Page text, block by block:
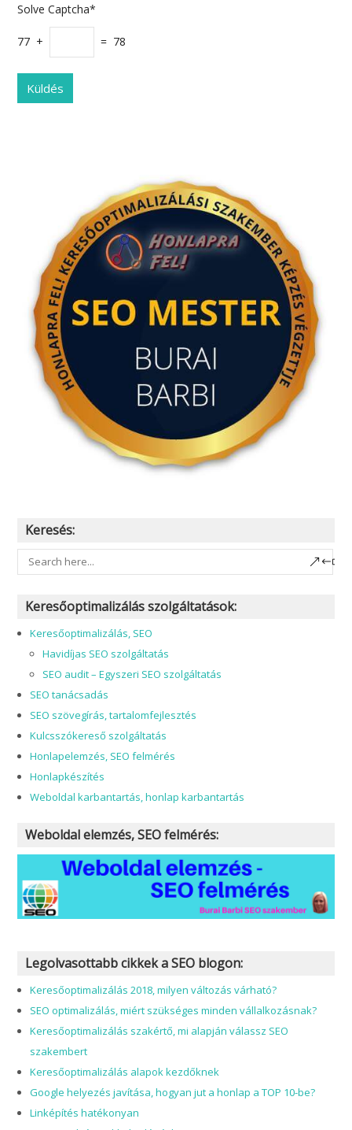
Solve Captcha*
77 + = 78
Keresés:
Keresőoptimalizálás szolgáltatások:
Keresőoptimalizálás, SEO
Havidíjas SEO szolgáltatás
SEO audit – Egyszeri SEO szolgáltatás
SEO tanácsadás
SEO szövegírás, tartalomfejlesztés
Kulcsszókereső szolgáltatás
Honlapelemzés, SEO felmérés
Honlapkészítés
Weboldal karbantartás, honlap karbantartás
Weboldal elemzés, SEO felmérés:
Legolvasottabb cikkek a SEO blogon:
Keresőoptimalizálás 2018, milyen változás várható?
SEO optimalizálás, miért szükséges minden vállalkozásnak?
Keresőoptimalizálás szakértő, mi alapján válassz SEO
szakembert
Keresőoptimalizálás alapok kezdőknek
Google helyezés javítása, hogyan jut a honlap a TOP 10-be?
Linképítés hatékonyan